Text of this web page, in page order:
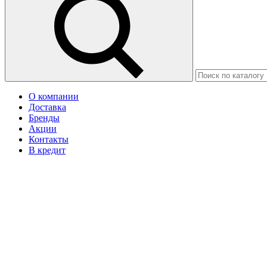
О компании
Доставка
Бренды
Акции
Контакты
В кредит